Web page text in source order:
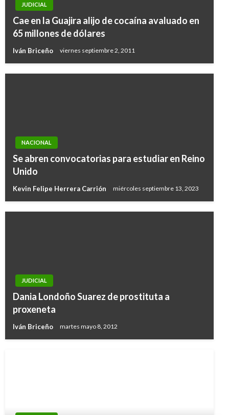
JUDICIAL
Cae en la Guajira alijo de cocaína avaluado en
65 millones de dólares
Iván Briceño viernes septiembre 2, 2011
NACIONAL
Se abren convocatorias para estudiar en Reino
Unido
Kevin Felipe Herrera Carrión miércoles septiembre 13, 2023
JUDICIAL
Dania Londoño Suarez de prostituta a
proxeneta
Iván Briceño martes mayo 8, 2012